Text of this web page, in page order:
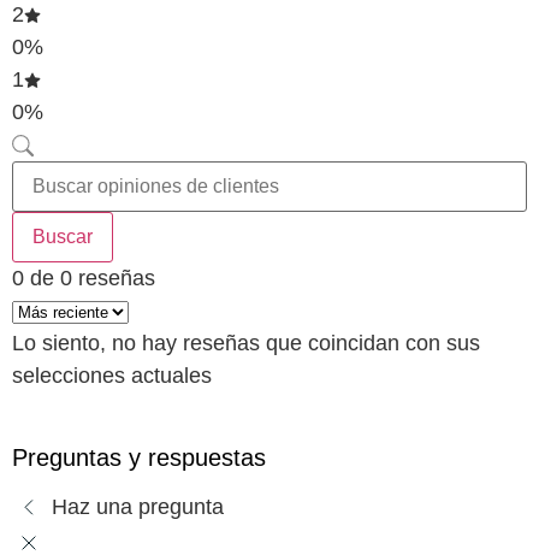
2
0%
1
0%
Buscar
0 de 0 reseñas
Lo siento, no hay reseñas que coincidan con sus
selecciones actuales
Preguntas y respuestas
Haz una pregunta